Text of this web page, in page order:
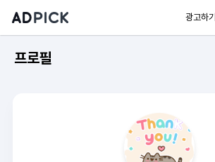
광고하
프로필